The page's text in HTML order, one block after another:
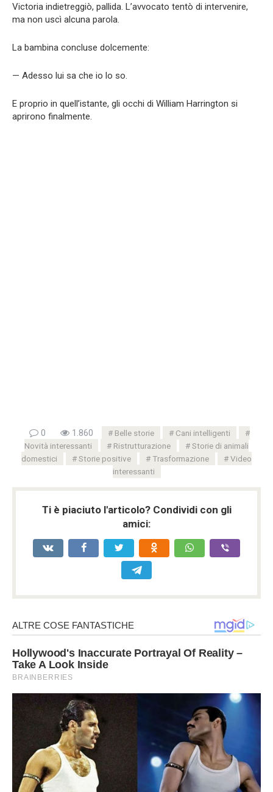
Victoria indietreggiò, pallida. L’avvocato tentò di intervenire,
ma non uscì alcuna parola.
La bambina concluse dolcemente:
— Adesso lui sa che io lo so.
E proprio in quell’istante, gli occhi di William Harrington si
aprirono finalmente.
0 1.860 Belle storie
Cani intelligenti
Novità interessanti
Ristrutturazione
Storie di animali
domestici
Storie positive Trasformazione
Video
interessanti
Ti è piaciuto l'articolo? Condividi con gli
amici: